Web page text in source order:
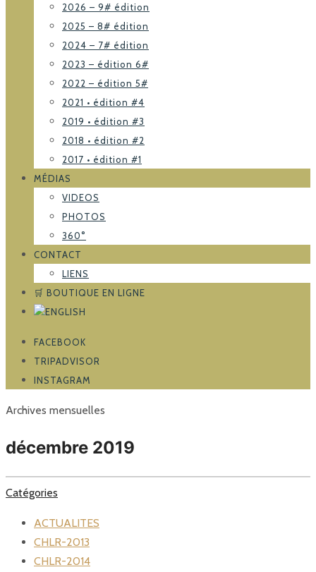
2026 – 9# édition
2025 – 8# édition
2024 – 7# édition
2023 – édition 6#
2022 – édition 5#
2021 • édition #4
2019 • édition #3
2018 • édition #2
2017 • édition #1
MÉDIAS
VIDEOS
PHOTOS
360°
CONTACT
LIENS
🛒 BOUTIQUE EN LIGNE
FACEBOOK
TRIPADVISOR
INSTAGRAM
Archives mensuelles
décembre 2019
Catégories
ACTUALITES
CHLR-2013
CHLR-2014